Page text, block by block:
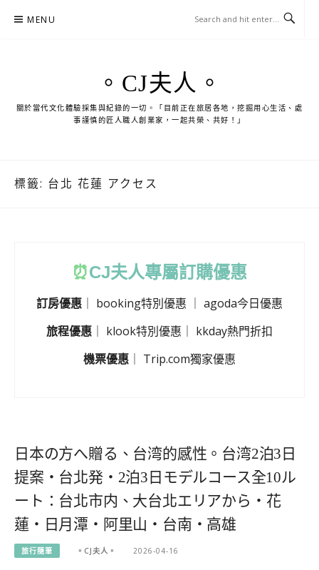
MENU
。CJ夫人。
關於當代文化體驗採集與紀錄的一切。「目前正在旅居各地，挖掘用心生活、處
事謹慎的匠人職人創業家，一起共榮、共好！」
標籤: 台北 花蓮 アクセス
⏰CJ夫人專屬訂購優惠
訂房優惠 booking特別優惠
agoda今日優惠
旅程優惠
klook特別優惠
kkday熱門折扣
機票優惠
Trip.com獨家優惠
日本の方へ贈る、台湾的感性。台湾2泊3日
提案・台北発・2泊3日モデルコース全10ル
ート：台北市内、大台北エリアから・花
蓮・日月潭・阿里山・台南・高雄
旅行隨筆 。CJ夫人。 2026-04-16